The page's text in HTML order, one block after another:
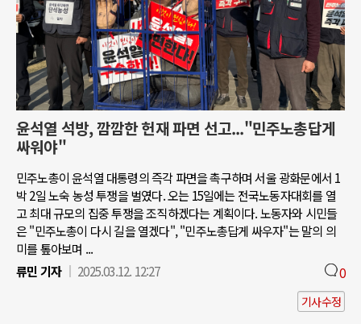
윤석열 석방, 깜깜한 헌재 파면 선고..."민주노총답게
싸워야"
민주노총이 윤석열 대통령의 즉각 파면을 촉구하며 서울 광화문에서 1
박 2일 노숙 농성 투쟁을 벌였다. 오는 15일에는 전국노동자대회를 열
고 최대 규모의 집중 투쟁을 조직하겠다는 계획이다. 노동자와 시민들
은 "민주노총이 다시 길을 열겠다", "민주노총답게 싸우자"는 말의 의
미를 톺아보며 ...
류민 기자
2025.03.12. 12:27 0
기사수정